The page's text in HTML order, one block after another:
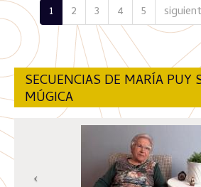
1 2 3 4 5
SECUENCIAS DE MARÍA PUY
MÚGICA